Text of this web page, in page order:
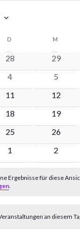
DDIENSTAG M
0
Veranstaltungen
28
0
29
0
Veranstaltungen
4
0
5
0
Veranstaltungen
11
0
12
0
Veranstaltungen
18
0
19
0
Veranstaltungen
25
0
26
0
Veranstaltungen
1
0
2
Ergebnisse für diese
.
an diesem